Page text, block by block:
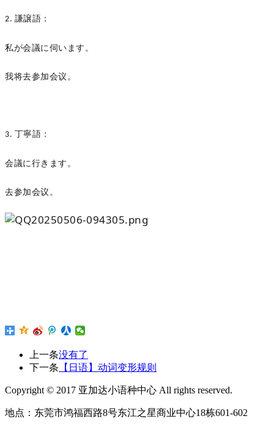
2. 謙譲語：
私が会議に伺います。
我将去参加会议。
3. 丁寧語：
会議に行きます。
去参加会议。
上一条没有了
下一条 【日语】动词变形规则
Copyright © 2017 亚加达小语种中心 All rights reserved.
地点：东莞市鸿福西路8号东江之星商业中心18栋601-602